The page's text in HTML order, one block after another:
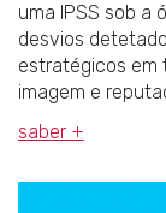
uma IPSS sob a
desvios
estratégicos em
imagem e
saber +